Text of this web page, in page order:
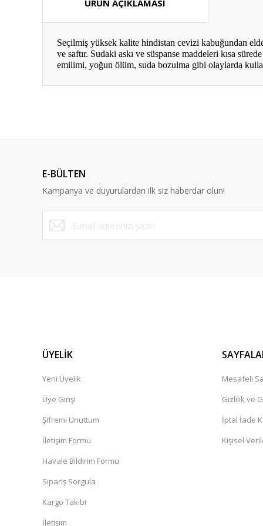
ÜRÜN AÇIKLAMASI
Seçilmiş yüksek kalite hindistan cevizi kabuğundan
ve saftır. Sudaki askı ve süspanse maddeleri kısa
emilimi, yoğun ölüm, suda bozulma gibi olaylarda
Ürün bilgilerinde hatalar bulunuyor.
Ürün fiyatı diğer sitelerden daha pahalı.
Bu ürüne benzer farklı alternatifler olmalı.
E-BÜLTEN
Kampanya ve duyurulardan ilk siz haberdar olun!
ÜYELİK
Yeni Üyelik
Üye Girişi
Şifremi Unuttum
İletişim Formu
Havale Bildirim Formu
Sipariş Sorgula
Kargo Takibi
İletişim
Mesafeli
Gizlilik ve
İptal İade
Kişisel